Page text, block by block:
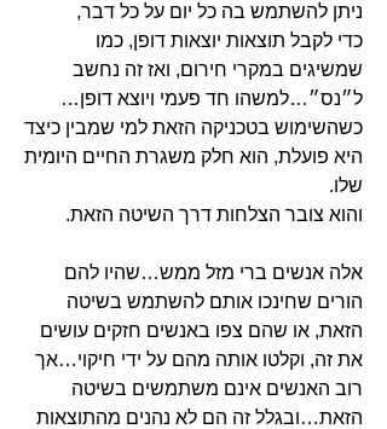
ניתן להשתמש בה כל יום על כל דבר,
כדי לקבל תוצאות יוצאות דופן, כמו
שמשיגים במקרי חירום, ואז זה נחשב
ל״נס״…למשהו חד פעמי ויוצא דופן…
כשהשימוש בטכניקה הזאת למי שמבין כיצד
היא פועלת, הוא חלק משגרת החיים היומית
שלו.
והוא צובר הצלחות דרך השיטה הזאת.
אלה אנשים ברי מזל ממש…שהיו להם
הורים שחינכו אותם להשתמש בשיטה
הזאת, או שהם צפו באנשים חזקים עושים
את זה, וקלטו אותה מהם על ידי חיקוי…אך
רוב האנשים אינם משתמשים בשיטה
הזאת…ובגלל זה הם לא נהנים מהתוצאות